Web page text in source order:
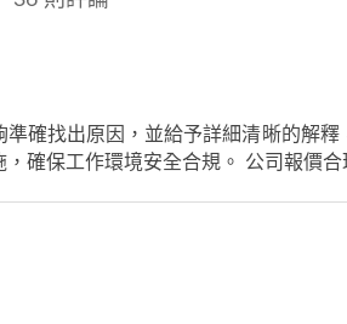
確找出原因，並給予詳細清晰的解
確保工作環境安全合規。 公司報價合